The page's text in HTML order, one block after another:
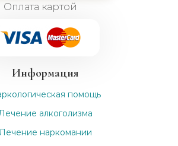
Оплата картой
Информация
помощь
алкоголизма
наркомании